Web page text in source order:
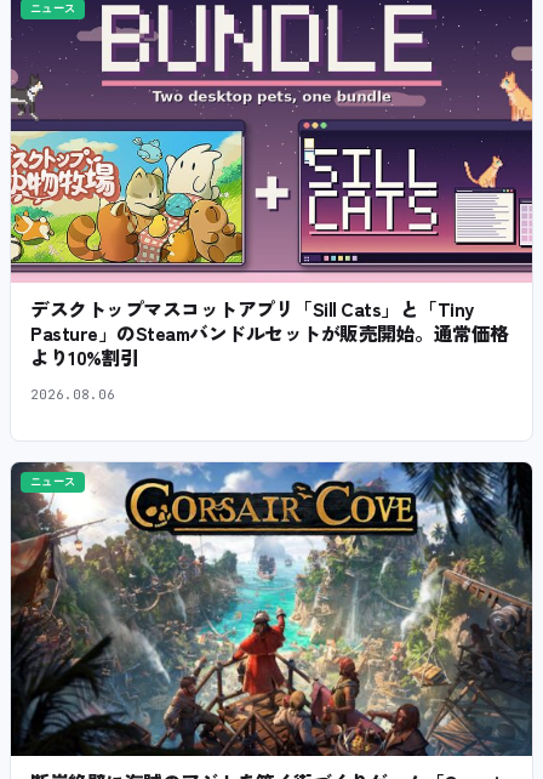
ニュース
デスクトップマスコットアプリ「Sill Cats」と「Tiny
Pasture」のSteamバンドルセットが販売開始。通常価格
より10%割引
2026.08.06
ニュース